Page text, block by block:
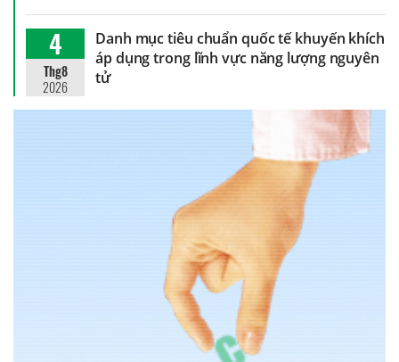
4
Thg8
2026
Danh mục tiêu chuẩn quốc tế khuyến khích
áp dụng trong lĩnh vực năng lượng nguyên
tử